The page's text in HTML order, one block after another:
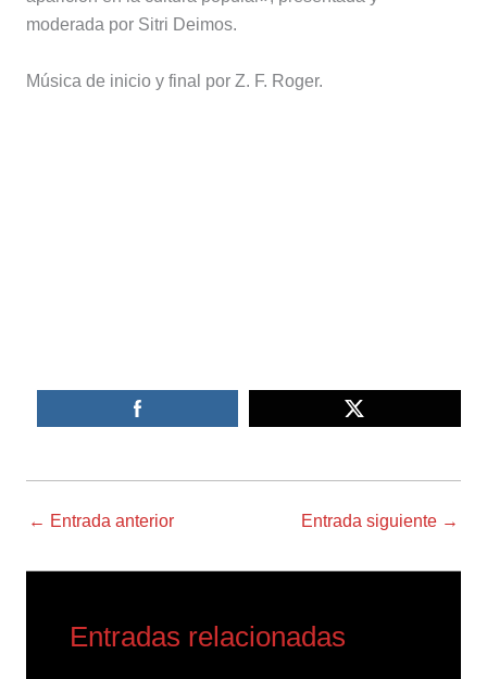
moderada por Sitri Deimos.
Música de inicio y final por Z. F. Roger.
← Entrada anterior Entrada siguiente →
Entradas relacionadas